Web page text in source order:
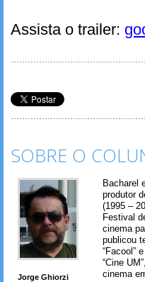
Assista o trailer:
SOBRE O
Jorge Ghiorzi
Bacharel
produtor
(1995 –
Festival
cinema
publicou
“Facool”
“Cine
cinema